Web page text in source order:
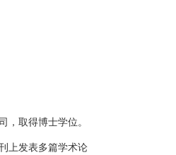
，取得博士学位。
上发表多篇学术论